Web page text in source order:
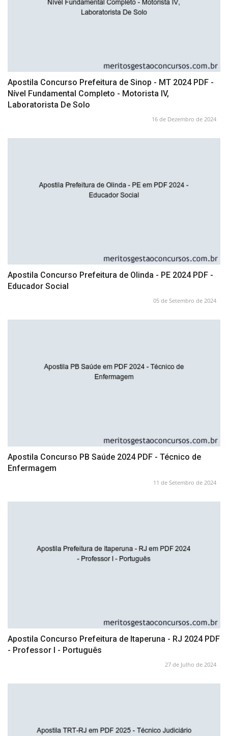
Apostila Concurso Prefeitura de Sinop - MT 2024 PDF -
Nível Fundamental Completo - Motorista IV,
Laboratorista De Solo
16 de Dezembro de 2024
Apostila Concurso Prefeitura de Olinda - PE 2024 PDF -
Educador Social
05 de Setembro de 2024
Apostila Concurso PB Saúde 2024 PDF - Técnico de
Enfermagem
11 de Setembro de 2024
Apostila Concurso Prefeitura de Itaperuna - RJ 2024 PDF
- Professor I - Português
27 de Julho de 2024